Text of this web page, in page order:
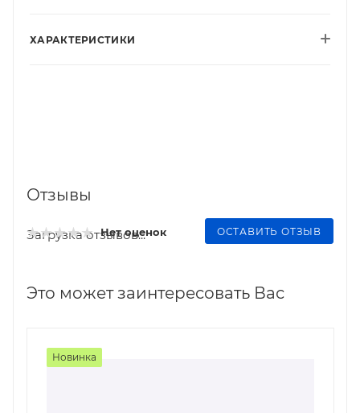
ХАРАКТЕРИСТИКИ
Отзывы
Нет оценок ОСТАВИТЬ ОТЗЫВ
Загрузка отзывов...
Это может заинтересовать Вас
Новинка